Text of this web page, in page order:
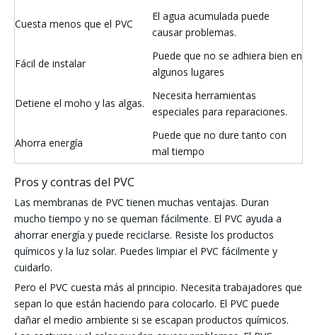
Cuesta menos que el PVC
El agua acumulada puede
causar problemas.
Fácil de instalar
Puede que no se adhiera bien en
algunos lugares
Detiene el moho y las algas.
Necesita herramientas
especiales para reparaciones.
Ahorra energía
Puede que no dure tanto con
mal tiempo
Pros y contras del PVC
Las membranas de PVC tienen muchas ventajas. Duran
mucho tiempo y no se queman fácilmente. El PVC ayuda a
ahorrar energía y puede reciclarse. Resiste los productos
químicos y la luz solar. Puedes limpiar el PVC fácilmente y
cuidarlo.
Pero el PVC cuesta más al principio. Necesita trabajadores que
sepan lo que están haciendo para colocarlo. El PVC puede
dañar el medio ambiente si se escapan productos químicos.